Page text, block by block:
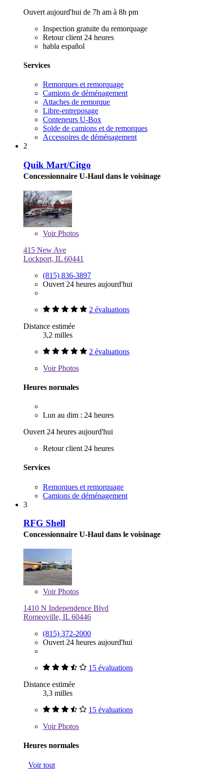
Ouvert aujourd'hui de 7h am à 8h pm
Inspection gratuite du remorquage
Retour client 24 heures
habla español
Services
Remorques et remorquage
Camions de déménagement
Attaches de remorque
Libre-entreposage
Conteneurs U-Box
Solde de camions et de remorques
Accessoires de déménagement
2
Quik Mart/Citgo
Concessionnaire U-Haul dans le voisinage
VoirPhotos
415 New Ave
Lockport, IL 60441
(815) 836-3897
Ouvert 24 heures aujourd'hui
2 évaluations
Distance estimée
3,2 milles
2 évaluations
VoirPhotos
Heures normales
Lun au dim : 24 heures
Ouvert 24 heures aujourd'hui
Retour client 24 heures
Services
Remorques et remorquage
Camions de déménagement
3
RFG Shell
Concessionnaire U-Haul dans le voisinage
VoirPhotos
1410 N Independence Blvd
Romeoville, IL 60446
(815) 372-2000
Ouvert 24 heures aujourd'hui
15 évaluations
Distance estimée
3,3 milles
15 évaluations
VoirPhotos
Heures normales
Voir tout